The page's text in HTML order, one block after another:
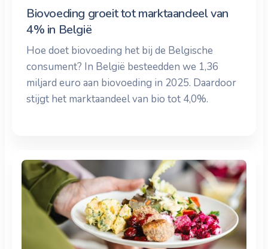
Biovoeding groeit tot marktaandeel van
4% in België
Hoe doet biovoeding het bij de Belgische
consument? In België besteedden we 1,36
miljard euro aan biovoeding in 2025. Daardoor
stijgt het marktaandeel van bio tot 4,0%.